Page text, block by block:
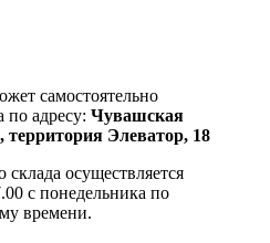
самостоятельно
по адресу: Чувашская
территория Элеватор, 18
осуществляется
с понедельника по
времени.